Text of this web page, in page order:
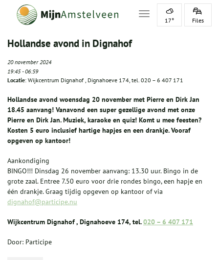
Toggle navigation
17° Files
Hollandse avond in Dignahof
20 november 2024
19:45-06:59
Locatie: Wijkcentrum Dignahof , Dignahoeve 174, tel. 020 – 6 407 171
Hollandse avond woensdag 20 november met Pierre en Dirk Jan
18.45 aanvang! Vanavond een super gezellige avond met onze
Pierre en Dirk Jan. Muziek, karaoke en quiz! Komt u mee feesten?
Kosten 5 euro inclusief hartige hapjes en een drankje. Vooraf
opgeven op kantoor!
Aankondiging
BINGO!!! Dinsdag 26 november aanvang: 13.30 uur. Bingo in de
grote zaal. Entree 7.50 euro voor drie rondes bingo, een hapje en
één drankje. Graag tijdig opgeven op kantoor of via
dignahof@participe.nu
Wijkcentrum Dignahof , Dignahoeve 174, tel.020 – 6 407 171
Door: Participe